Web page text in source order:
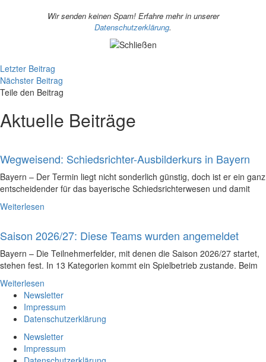
Wir senden keinen Spam! Erfahre mehr in unserer
Datenschutzerklärung.
Letzter Beitrag
Nächster Beitrag
Teile den Beitrag
Aktuelle Beiträge
Wegweisend: Schiedsrichter-Ausbilderkurs in Bayern
Bayern – Der Termin liegt nicht sonderlich günstig, doch ist er ein ganz
entscheidender für das bayerische Schiedsrichterwesen und damit
Weiterlesen
Saison 2026/27: Diese Teams wurden angemeldet
Bayern – Die Teilnehmerfelder, mit denen die Saison 2026/27 startet,
stehen fest. In 13 Kategorien kommt ein Spielbetrieb zustande. Beim
Weiterlesen
Newsletter
Impressum
Datenschutzerklärung
Newsletter
Impressum